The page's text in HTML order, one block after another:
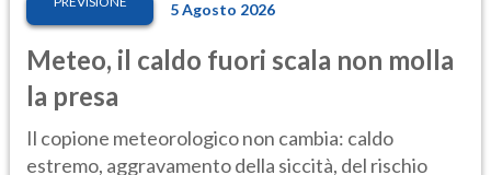
5 Agosto 2026
Meteo, il caldo fuori scala non molla
la presa
Il copione meteorologico non cambia: caldo
estremo, aggravamento della siccità, del rischio